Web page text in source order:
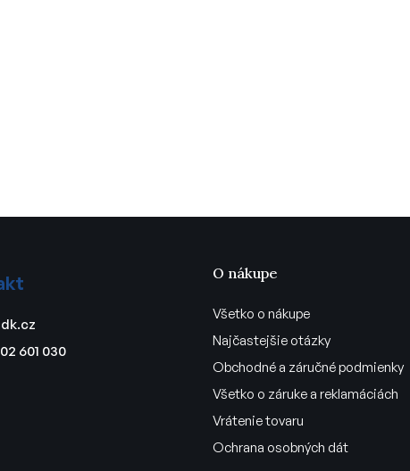
601 030
O nákupe
Všetko o nákupe
Najčastejšie otázky
Obchodné a záručné podmienky
Všetko o záruke a reklamáciách
Vrátenie tovaru
Ochrana osobných dát